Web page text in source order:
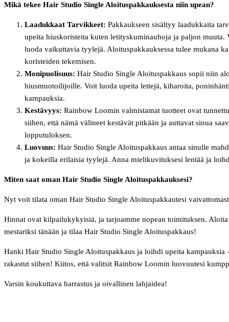
Mikä tekee Hair Studio Single Aloituspakkauksesta niin upean?
Laadukkaat Tarvikkeet: Pakkaukseen sisältyy laadukkaita
upeita hiuskoristeita kuten letityskuminauhoja ja paljon muuta.
luoda vaikuttavia tyylejä. Aloituspakkauksessa tulee mukana
koristeiden tekemisen.
Monipuolisuus: Hair Studio Single Aloituspakkaus sopii niin
hiusmuotoilijoille. Voit luoda upeita lettejä, kiharoita,
kampauksia.
Kestävyys: Rainbow Loomin valmistamat tuotteet ovat
siihen, että nämä välineet kestävät pitkään ja auttavat sinua
lopputuloksen.
Luovuus: Hair Studio Single Aloituspakkaus antaa sinulle
ja kokeilla erilaisia tyylejä. Anna mielikuvituksesi lentää ja
Miten saat oman Hair Studio Single Aloituspakkauksesi?
Nyt voit tilata oman Hair Studio Single Aloituspakkautesi
Hinnat ovat kilpailukykyisiä, ja tarjoamme nopean toimituksen.
mestariksi tänään ja tilaa Hair Studio Single Aloituspakkaus!
Hanki Hair Studio Single Aloituspakkaus ja loihdi upeita kampauksia
rakastut siihen! Kiitos, että valitsit Rainbow Loomin luovuutesi
Varsin koukuttava harrastus ja oivallinen lahjaidea!